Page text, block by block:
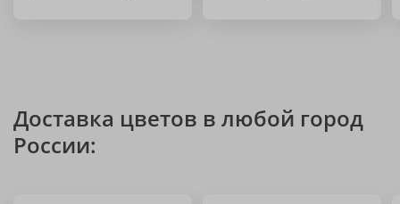
Доставка цветов в любой город
России: